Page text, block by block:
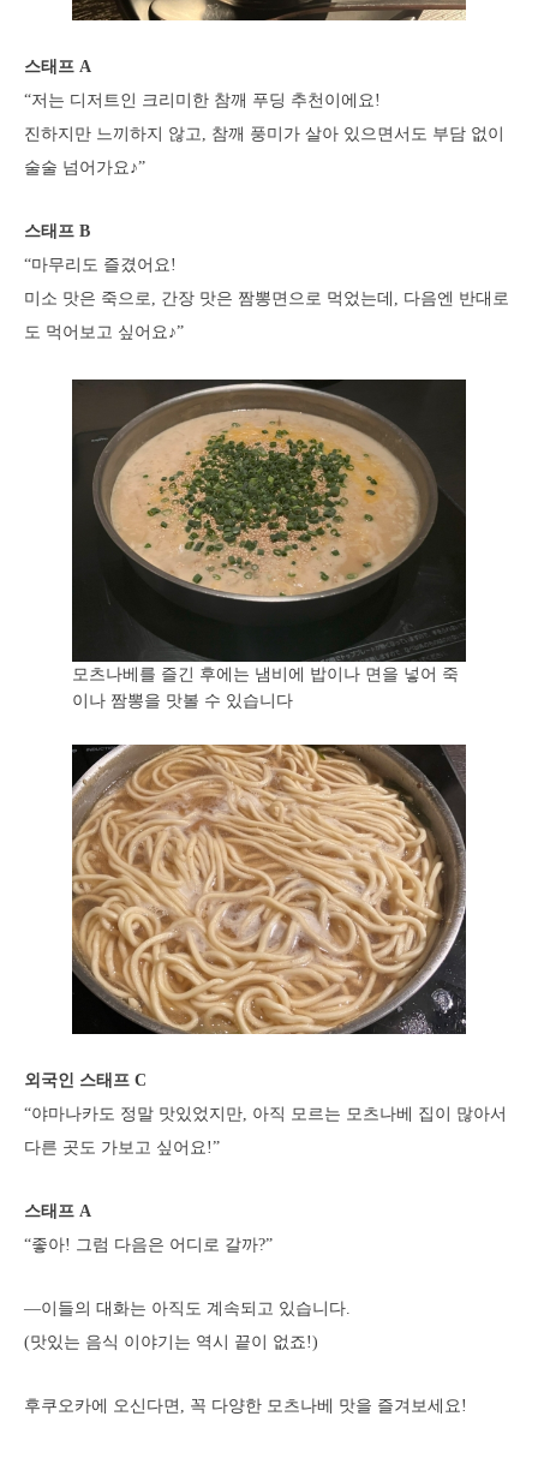
스태프 A
“저는 디저트인 크리미한 참깨 푸딩 추천이에요!
진하지만 느끼하지 않고, 참깨 풍미가 살아 있으면서도 부담 없이
술술 넘어가요♪”
스태프 B
“마무리도 즐겼어요!
미소 맛은 죽으로, 간장 맛은 짬뽕면으로 먹었는데, 다음엔 반대로
도 먹어보고 싶어요♪”
모츠나베를 즐긴 후에는 냄비에 밥이나 면을 넣어 죽
이나 짬뽕을 맛볼 수 있습니다
외국인 스태프 C
“야마나카도 정말 맛있었지만, 아직 모르는 모츠나베 집이 많아서
다른 곳도 가보고 싶어요!”
스태프 A
“좋아! 그럼 다음은 어디로 갈까?”
—이들의 대화는 아직도 계속되고 있습니다.
(맛있는 음식 이야기는 역시 끝이 없죠!)
후쿠오카에 오신다면, 꼭 다양한 모츠나베 맛을 즐겨보세요!